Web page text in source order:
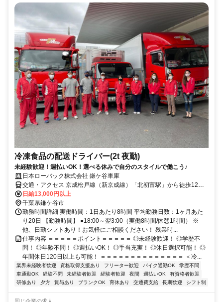
冷凍食品の配送ドライバー(2t 夜勤)
未経験歓迎！週払いOK！選べる休みで自分のスタイルで働こう♪
日本ローバック株式会社 鎌ケ谷車庫
交通・アクセス 京成松戸線（新京成線）「北初富駅」から徒歩12
分・車で2分、東武アーバンパークライン（東武野田線）・京成松戸
線（新京成線）・京成成田スカイアクセス線・北総鉄道北総線「新鎌
ヶ谷駅」から車で5分、京成松戸線（新京成線）「くぬぎ山駅」から
車で5分
日給13,000円以上
千葉県鎌ケ谷市
勤務時間詳細 実働時間：1日あたり8時間 平均勤務日数：1ヶ月あた
り20日 【勤務時間】 ●18:00～翌3:00（実働8時間/休憩1時間） ※
他、日勤シフトあり！お気軽にご相談ください！ 残業時...
仕事内容 ＝＝＝＝＝ポイント＝＝＝＝＝ ◎未経験歓迎！ ◎学歴不
問！ ◎年齢不問！ ◎週払いOK！ ◎手当充実！ ◎休日選択可能！ ◎
年間休日120日以上も可能！ ＝＝＝＝＝＝＝＝＝＝＝＝＝＝ ＜冷...
業界未経験者歓迎 資格取得支援あり フリーター歓迎 バイク通勤OK
学歴不問
車通勤OK
経験不問 未経験者歓迎 経験者歓迎 夜間 週払いOK
有資格者歓迎
研修あり
夕方 賞与あり ブランクOK 育休あり 交通費支給 長期歓迎 シフト制